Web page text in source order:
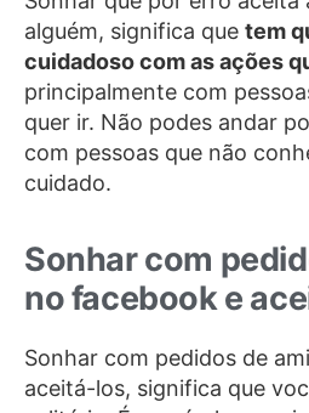
alguém, significa que tem
cuidadoso com as ações
principalmente com
quer ir. Não podes andar
com pessoas que não
cuidado.
Sonhar com
no facebook e
Sonhar com pedidos de
aceitá-los, significa que